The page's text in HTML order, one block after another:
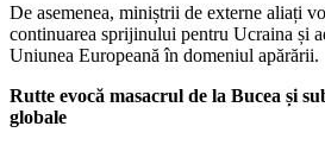
De asemenea, miniștrii de externe aliați
continuarea sprijinului pentru Ucraina și
Uniunea Europeană în domeniul apărării.
Rutte evocă masacrul de la Bucea și
globale